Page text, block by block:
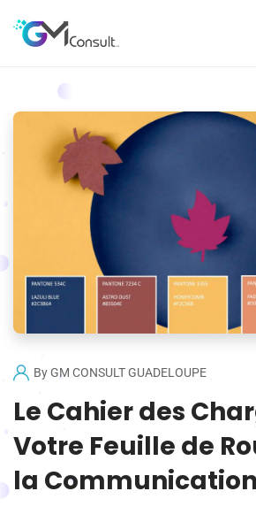
ByGM CONSULT GUADELOUPE
Le Cahier des
Votre Feuille de
la